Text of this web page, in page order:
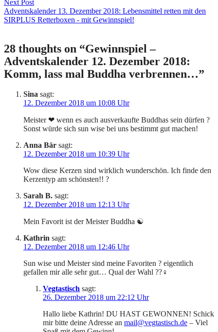
Next Post
Adventskalender 13. Dezember 2018: Lebensmittel retten mit den
SIRPLUS Retterboxen - mit Gewinnspiel!
28 thoughts on “Gewinnspiel –
Adventskalender 12. Dezember 2018:
Komm, lass mal Buddha verbrennen…”
Sina sagt:
12. Dezember 2018 um 10:08 Uhr
Meister ❤ wenn es auch ausverkaufte Buddhas sein dürfen ?
Sonst würde sich sun wise bei uns bestimmt gut machen!
Anna Bär sagt:
12. Dezember 2018 um 10:39 Uhr
Wow diese Kerzen sind wirklich wunderschön. Ich finde den
Kerzentyp am schönsten!! ?
Sarah B. sagt:
12. Dezember 2018 um 12:13 Uhr
Mein Favorit ist der Meister Buddha ☯️
Kathrin sagt:
12. Dezember 2018 um 12:46 Uhr
Sun wise und Meister sind meine Favoriten ? eigentlich
gefallen mir alle sehr gut… Qual der Wahl ??‍♀️
Vegtastisch sagt:
26. Dezember 2018 um 22:12 Uhr
Hallo liebe Kathrin! DU HAST GEWONNEN! Schick
mir bitte deine Adresse an mail@vegtastisch.de – Viel